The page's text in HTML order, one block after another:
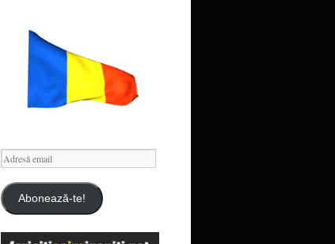
Adresă
email
Abonează-te!